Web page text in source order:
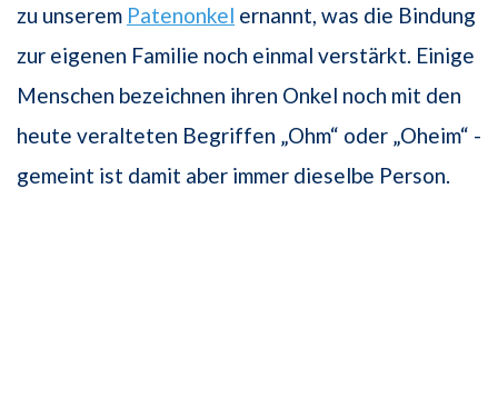
zu unse­rem Patenonkel ernannt, was die Bindung
zur eigenen Familie noch einmal ver­stärkt. Einige
Menschen bezeichnen ihren Onkel noch mit den
heute veralteten Begriffen „Ohm“ oder „Oheim“ -
gemeint ist damit aber immer dieselbe Person.